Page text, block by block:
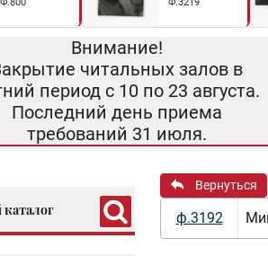
Внимание!
читальных залов в
период с 10 по 23 августа.
Последний день приема
требований 31 июля.
Вернуться
ф.3192